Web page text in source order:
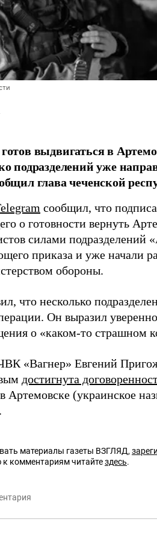
выдвигаться в
подразделений уже
глава чеченской
сообщил, что
о готовности вернуть
силами
приказа и уже начали
обороны.
что несколько
Он выразил
о «каком-то страшном
«Вагнер» Евгений
достигнута
Артемовске (украинское
материалы газеты ВЗГЛЯД,
комментариям читайтездесь.